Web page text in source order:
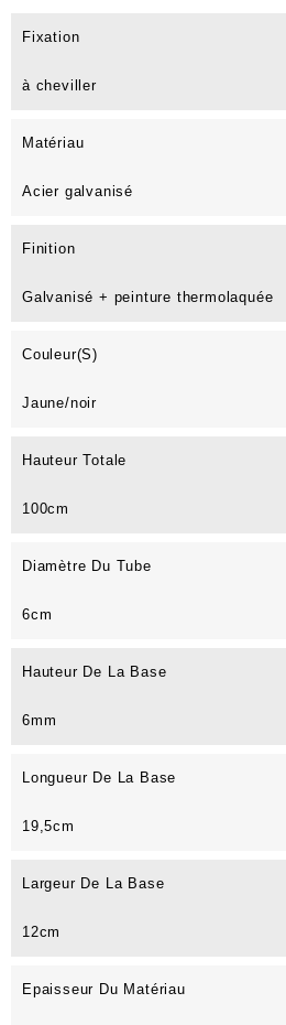
Fixation
à cheviller
Matériau
Acier galvanisé
Finition
Galvanisé + peinture thermolaquée
Couleur(s)
Jaune/noir
Hauteur Totale
100cm
Diamètre Du Tube
6cm
Hauteur De La Base
6mm
Longueur De La Base
19,5cm
Largeur De La Base
12cm
Epaisseur Du Matériau